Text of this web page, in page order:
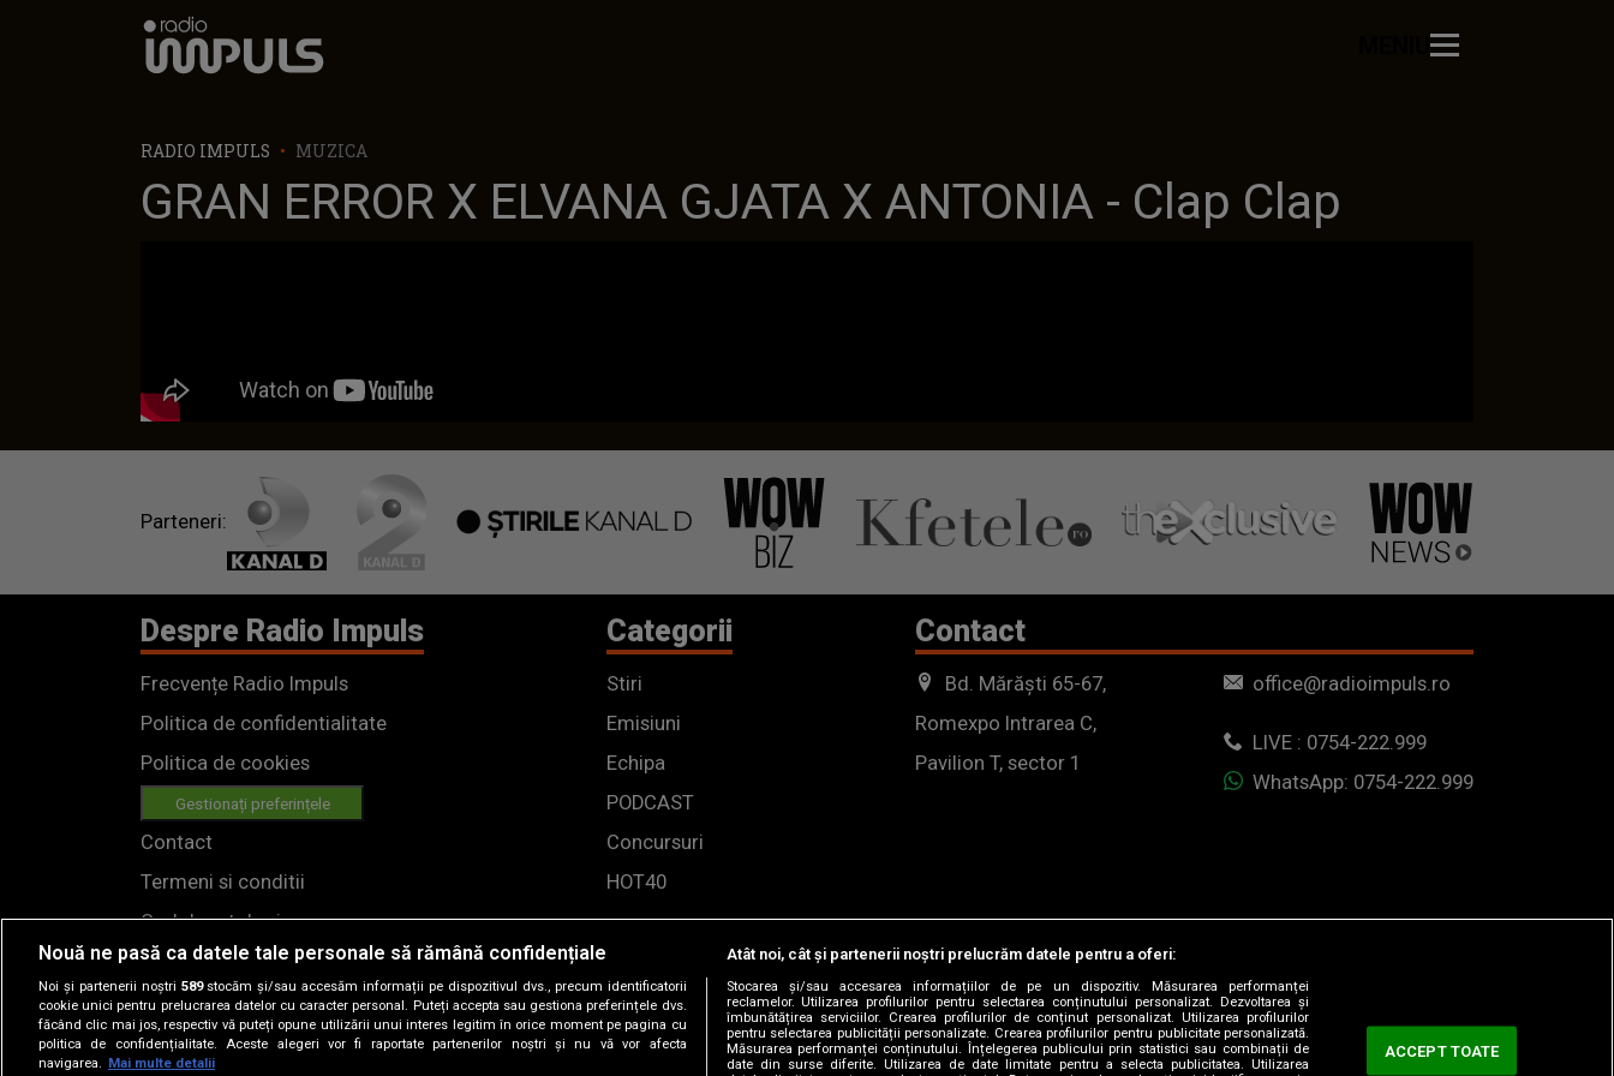
Radio Impuls
RADIO IMPULS MUZICA
GRAN ERROR X ELVANA GJATA X ANTONIA - Clap Clap
Parteneri:
Despre Radio Impuls
Frecvențe Radio Impuls
Politica de confidentialitate
Politica de cookies
Gestionați preferințele
Contact
Termeni si conditii
Cod deontologic
Regulamente
Categorii
Stiri
Emisiuni
Echipa
PODCAST
Concursuri
HOT40
Contact
Bd. Mărăști 65-67,
Romexpo Intrarea C,
Pavilion T, sector 1
office@radioimpuls.ro
LIVE : 0754-222.999
WhatsApp: 0754-222.999
Nouă ne pasă ca datele tale personale să rămână confidențiale
Noi și partenerii noștri 589stocăm și/sau accesăm informații pe dispozitivul dvs., precum identificatorii
cookie unici pentru prelucrarea datelor cu caracter personal. Puteți accepta sau gestiona preferințele dvs.
făcând clic mai jos, respectiv vă puteți opune utilizării unui interes legitim în orice moment pe pagina cu
politica de confidențialitate. Aceste alegeri vor fi raportate partenerilor noștri și nu vă vor afecta
navigarea.
Mai multe detalii
Atât noi, cât și partenerii noștri prelucrăm datele pentru a oferi:
Stocarea și/sau accesarea informațiilor de pe un dispozitiv. Măsurarea performanței
reclamelor. Utilizarea profilurilor pentru selectarea conținutului personalizat. Dezvoltarea și
îmbunătățirea serviciilor. Crearea profilurilor de conținut personalizat. Utilizarea profilurilor
pentru selectarea publicității personalizate. Crearea profilurilor pentru publicitate personalizată.
Măsurarea performanței conținutului. Înțelegerea publicului prin statistici sau combinații de
date din surse diferite. Utilizarea de date limitate pentru a selecta publicitatea. Utilizarea
ACCEPT TOATE